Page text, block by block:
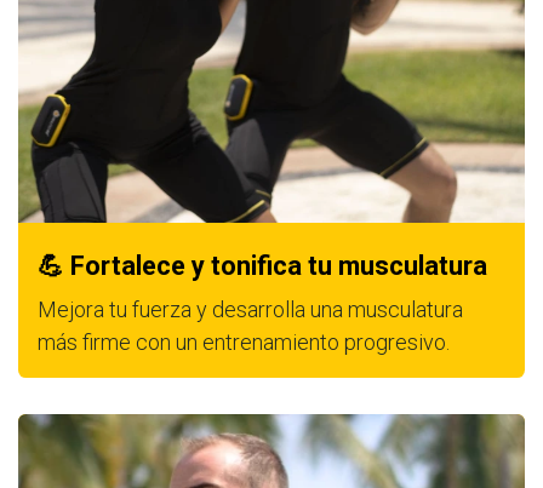
💪 Fortalece y tonifica tu musculatura
Mejora tu fuerza y desarrolla una musculatura
más firme con un entrenamiento progresivo.